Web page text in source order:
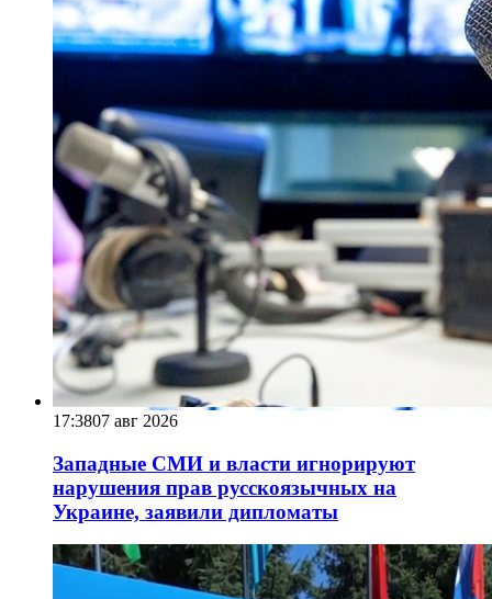
17:3807 авг 2026
Западные СМИ и власти игнорируют
нарушения прав русскоязычных на
Украине, заявили дипломаты